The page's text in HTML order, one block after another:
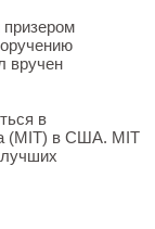
вручен
в
(MIT) в США. MIT
лучших